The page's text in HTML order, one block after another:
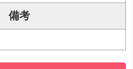
備考